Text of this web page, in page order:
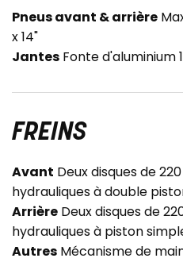
Pneus avant & arrière
x 14"
Jantes Fonte d'aluminium
FREINS
Avant Deux disques de
hydrauliques à double
Arrière Deux disques de
hydrauliques à piston
Autres Mécanisme de